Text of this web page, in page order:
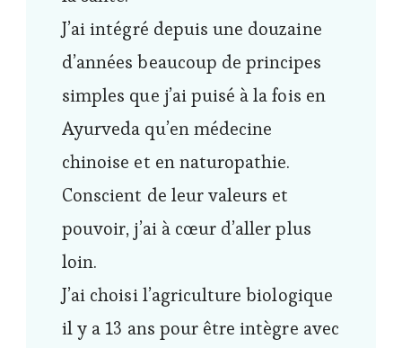
J’ai intégré depuis une douzaine
d’années beaucoup de principes
simples que j’ai puisé à la fois en
Ayurveda qu’en médecine
chinoise et en naturopathie.
Conscient de leur valeurs et
pouvoir, j’ai à cœur d’aller plus
loin.
J’ai choisi l’agriculture biologique
il y a 13 ans pour être intègre avec